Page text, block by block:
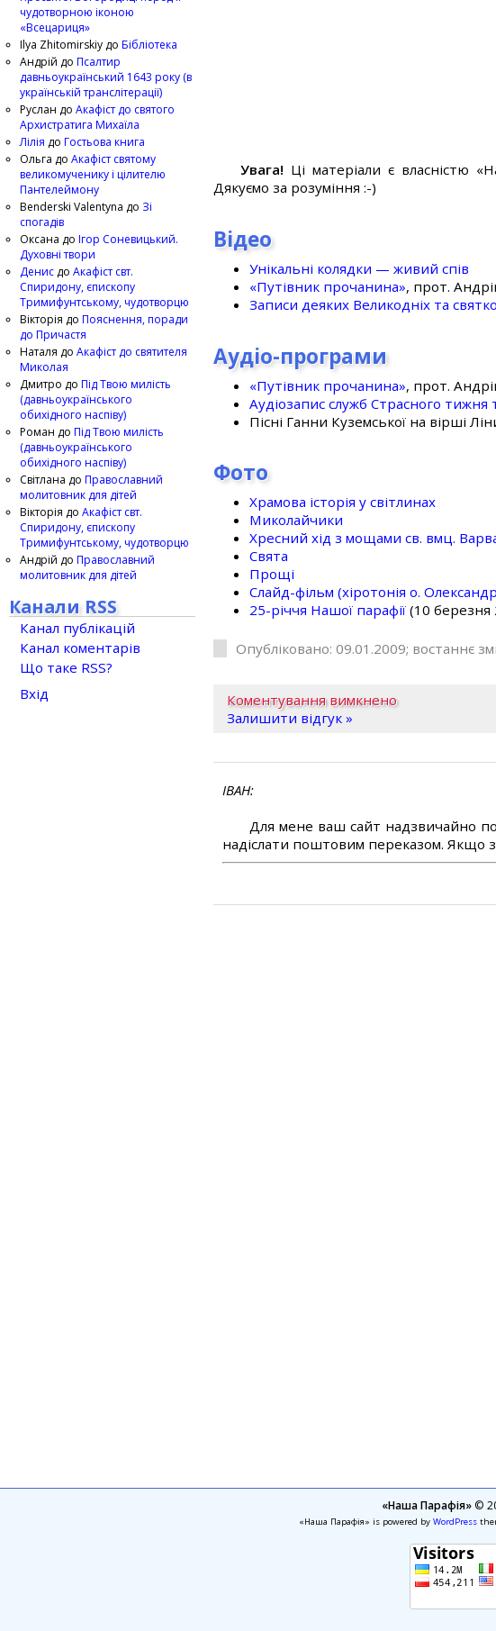
Увага! Ці матеріали є власністю
Дякуємо за розуміння :-)
Відео
Унікальні колядки — живий спів
«Путівник прочанина», прот.
Записи деяких Великодніх та
Аудіо-програми
«Путівник прочанина», прот.
Аудіозапис служб Страсного
Пісні Ганни Куземської на вірші
Фото
Храмова історія у світлинах
Миколайчики
Хресний хід з мощами св. вмц.
Свята
Прощі
Слайд-фільм (хіротонія о.
25-рiччя Нашої парафiї (10 березня
Опубліковано: 09.01.2009; востаннє
Коментування вимкнено
Залишити відгук »
ІВАН
Для мене ваш сайт надзвичайно
надіслати поштовим переказом. Якщо
чудотворною іконою
«Всецариця»
Ilya Zhitomirskiy до Бібліотека
Андрій до Псалтир
давньоукраїнський 1643 року (в
українській транслітерації)
Руслан до Акафіст до святого
Архистратига Михаїла
Лілія до Гостьова книга
Ольга до Акафіст святому
великомученику і цілителю
Пантелеймону
Benderski Valentyna до Зі
спогадів
Оксана до Ігор Соневицький.
Духовні твори
Денис до Акафіст свт.
Спиридону, єпископу
Тримифунтському, чудотворцю
Вікторія до Пояснення, поради
до Причастя
Наталя до Акафіст до святителя
Миколая
Дмитро до Під Твою милість
(давньоукраїнського
обихідного наспіву)
Роман до Під Твою милість
(давньоукраїнського
обихідного наспіву)
Світлана до Православний
молитовник для дітей
Вікторія до Акафіст свт.
Спиридону, єпископу
Тримифунтському, чудотворцю
Андрій до Православний
молитовник для дітей
Канали RSS
Канал публікацій
Канал коментарів
Що таке RSS?
Вхід
«Наша Парафія»©
«Наша Парафія» is powered by WordPress